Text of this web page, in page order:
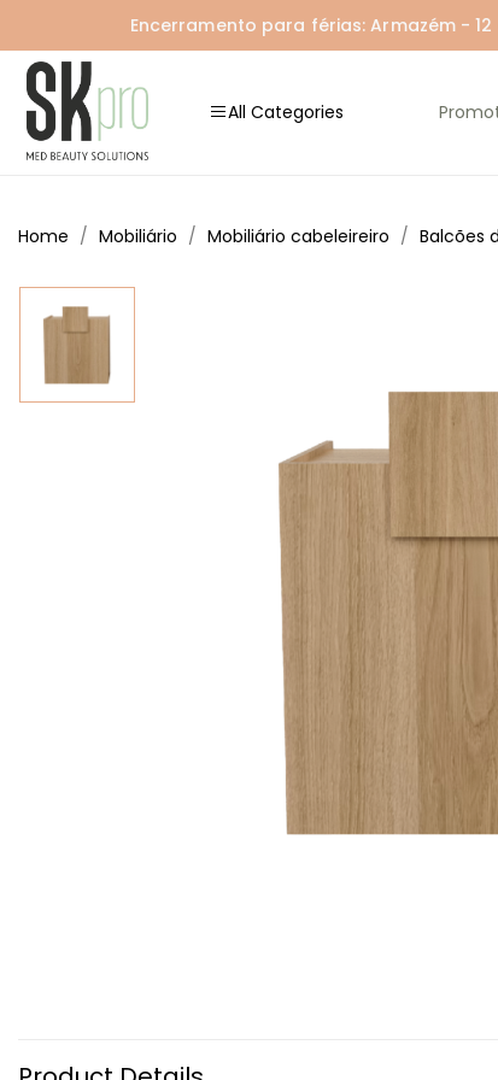
Encerramento para férias: Armazém -
All Categories
Home Mobiliário Mobiliário cabeleireiro Balcões